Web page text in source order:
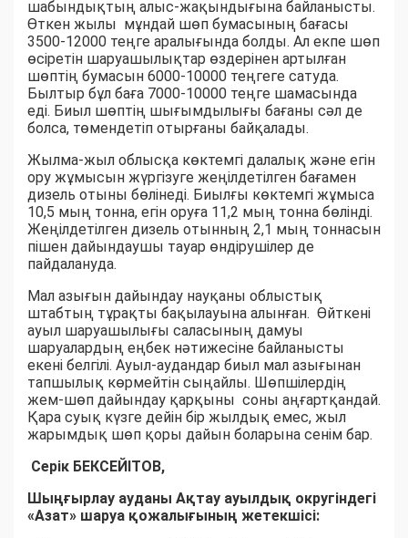
шабындықтың алыс-жақындығына байланысты.
Өткен жылы мұндай шөп бумасының бағасы
3500-12000 теңге аралығында болды. Ал екпе шөп
өсіретін шаруашылықтар өздерінен артылған
шөптің бумасын 6000-10000 теңгеге сатуда.
Былтыр бұл баға 7000-10000 теңге шамасында
еді. Биыл шөптің шығымдылығы бағаны сәл де
болса, төмендетіп отырғаны байқалады.
Жылма-жыл облысқа көктемгі далалық және егін
ору жұмысын жүргізуге жеңілдетілген бағамен
дизель отыны бөлінеді. Биылғы көктемгі жұмыса
10,5 мың тонна, егін оруға 11,2 мың тонна бөлінді.
Жеңілдетілген дизель отынның 2,1 мың тоннасын
пішен дайындаушы тауар өндірушілер де
пайдалануда.
Мал азығын дайындау науқаны облыстық
штабтың тұрақты бақылауына алынған. Өйткені
ауыл шаруашылығы саласының дамуы
шаруалардың еңбек нәтижесіне байланысты
екені белгілі. Ауыл-аудандар биыл мал азығынан
тапшылық көрмейтін сыңайлы. Шөпшілердің
жем-шөп дайындау қарқыны соны аңғартқандай.
Қара суық күзге дейін бір жылдық емес, жыл
жарымдық шөп қоры дайын боларына сенім бар.
Серік БЕКСЕЙІТОВ,
Шыңғырлау ауданы Ақтау ауылдық округіндегі
«Азат» шаруа қожалығының жетекшісі: